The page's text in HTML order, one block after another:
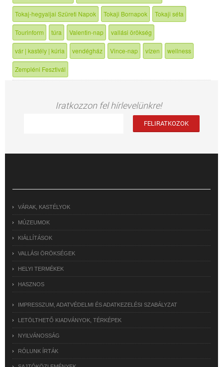
Tokaj-hegyaljai Szüreti Napok Tokaji Bornapok Tokaji séta
Tourinform túra Valentin-nap vallási örökség
vár | kastély | kúria vendégház Vince-nap vízen wellness
Zempléni Fesztivál
Iratkozzon fel hírlevelünkre!
VÁRAK, KASTÉLYOK
MÚZEUMOK
KIÁLLÍTÁSOK
VALLÁSI ÖRÖKSÉGEK
HELYI TERMÉKEK
HASZNOS
IMPRESSZUM, ADATVÉDELMI ÉS ADATKEZELÉSI SZABÁLYZAT
LETÖLTHETŐ KIADVÁNYOK, TÉRKÉPEK
NYILVÁNOSSÁG
RÓLUNK ÍRTÁK